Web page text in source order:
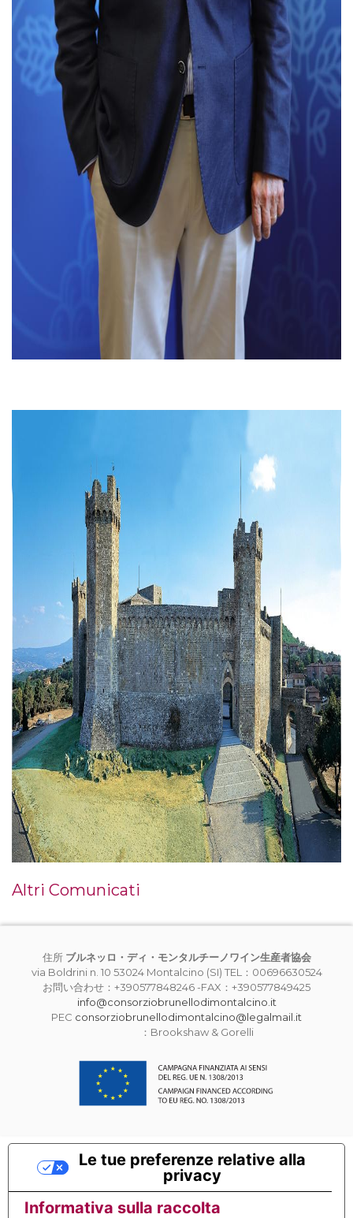
Altri Comunicati
住所 ブルネッロ・ディ・モンタルチーノワイン生産者協会
via Boldrini n. 10 53024 Montalcino (SI) TEL：00696630524
お問い合わせ：+390577848246 -FAX：+390577849425
info@consorziobrunellodimontalcino.it
PEC consorziobrunellodimontalcino@legalmail.it
：Brookshaw & Gorelli
Informativa sulla raccolta
Le tue preferenze relative alla
privacy